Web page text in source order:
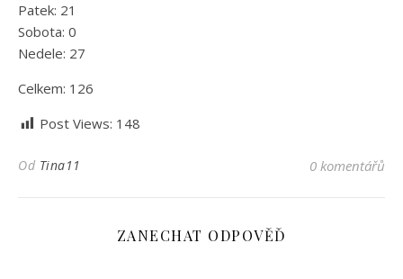
Patek: 21
Sobota: 0
Nedele: 27
Celkem: 126
Post Views: 148
Od Tina11 0 komentářů
ZANECHAT ODPOVĚĎ